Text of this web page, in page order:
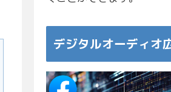
デジタルオーディオ